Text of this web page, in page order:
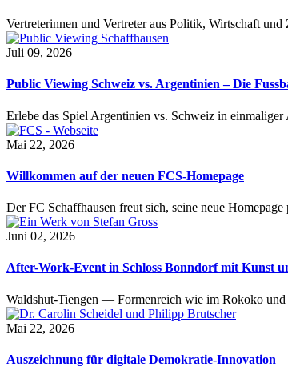
Vertreterinnen und Vertreter aus Politik, Wirtschaft
Juli 09, 2026
Public Viewing Schweiz vs. Argentinien – Die
Erlebe das Spiel Argentinien vs. Schweiz in
Mai 22, 2026
Willkommen auf der neuen FCS-Homepage
Der FC Schaffhausen freut sich, seine neue
Juni 02, 2026
After-Work-Event in Schloss Bonndorf mit Kunst
Waldshut-Tiengen — Formenreich wie im Rokoko
Mai 22, 2026
Auszeichnung für digitale Demokratie-Innovation